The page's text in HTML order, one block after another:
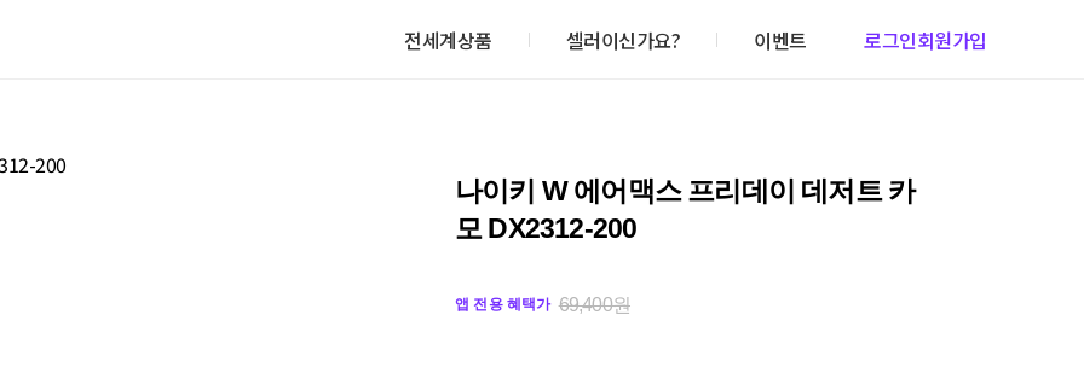
전세계상품 셀러이신가요? 이벤트 로그인회원가입
나이키 W 에어맥스 프리데이 데저트 카
모 DX2312-200
앱 전용 혜택가 69,400원